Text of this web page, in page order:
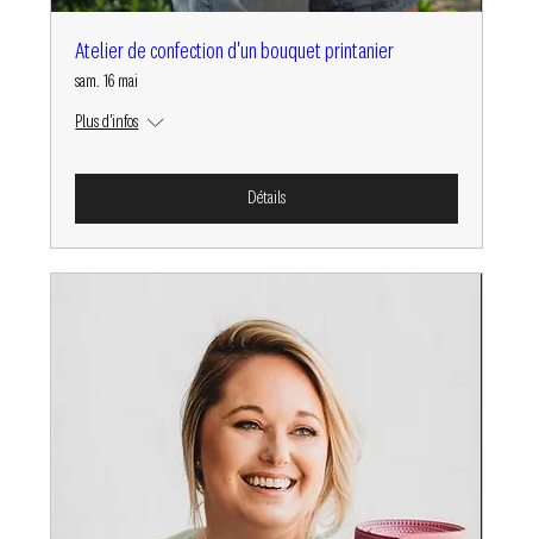
Atelier de confection d'un bouquet printanier
sam. 16 mai
Plus d'infos
Détails